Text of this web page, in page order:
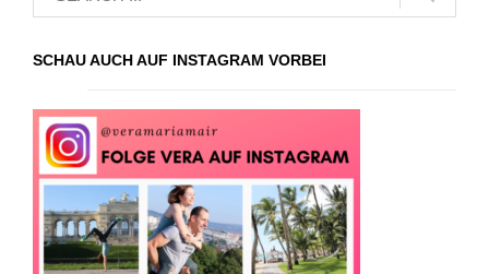
SCHAU AUCH AUF INSTAGRAM VORBEI